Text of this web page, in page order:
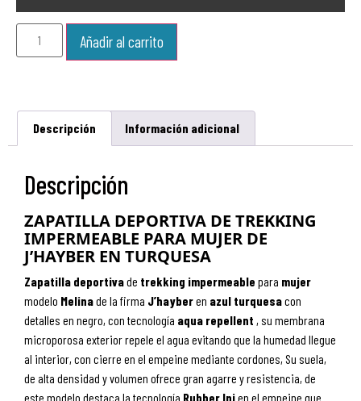
Añadir al carrito
Descripción Información adicional
Descripción
ZAPATILLA DEPORTIVA DE TREKKING
IMPERMEABLE PARA MUJER DE
J’HAYBER EN TURQUESA
Zapatilla deportivade trekking impermeable para mujer
modelo Melinade la firma J’hayberen azul turquesacon
detalles en negro, con tecnologí­a aqua repellent , su membrana
microporosa exterior repele el agua evitando que la humedad llegue
al interior, con cierre en el empeine mediante cordones, Su suela,
de alta densidad y volumen ofrece gran agarre y resistencia, de
este modelo destaca la tecnología Rubber Injen el empeine que